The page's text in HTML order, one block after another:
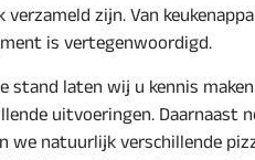
verzameld zijn. Van
is vertegenwoordigd.
stand laten wij u kennis
uitvoeringen. Daarnaast
we natuurlijk verschillende